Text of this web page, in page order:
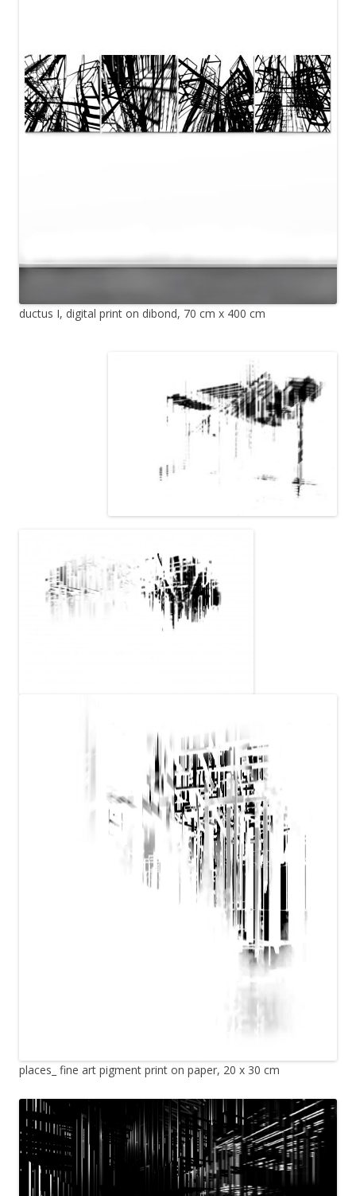
ductus I, digital print on dibond, 70 cm x 400 cm
places_ fine art pigment print on paper, 20 x 30 cm